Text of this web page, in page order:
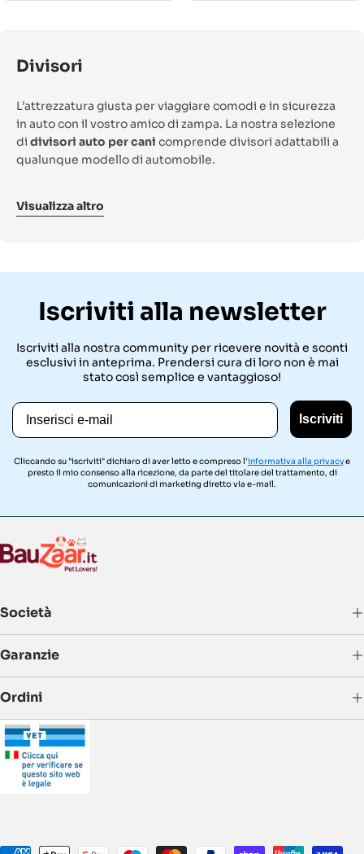
Divisori
L’attrezzatura giusta per viaggiare comodi e in sicurezza
in auto con il vostro amico di zampa. La nostra selezione
di divisori auto per cani comprende divisori adattabili a
qualunque modello di automobile.
poggiatesta, le classiche reti auto divisorie per cani, i
Esplorate luoghi sconosciuti viaggiando secondo il codice
cani che fa per voi?
Divisorio auto cane universale: i
consigli di Bauzaar
Idivisori auto per canisono l’accessorio indispensabile
per viaggiare sicuri in auto con fido e per garantirgli uno
spazio tutto suo durante il tragitto. Nessuna distrazione,
nessun pericolo. La nostra selezione racchiude solo i
migliori prodotti della categoria.
Visualizza altro
Iscriviti alla newsletter
Iscriviti alla nostra community per ricevere novità e sconti
esclusivi in anteprima. Prendersi cura di loro non è mai
stato così semplice e vantaggioso!
Email
Iscriviti
Cliccando su "iscriviti" dichiaro di aver letto e compreso l'informativa alla privacye
presto il mio consenso alla ricezione, da parte del titolare del trattamento, di
comunicazioni di marketing diretto via e-mail.
Società
Garanzie
Ordini